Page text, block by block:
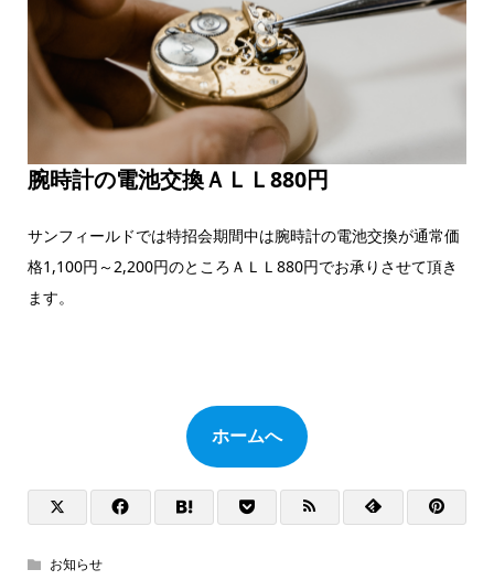
腕時計の電池交換ＡＬＬ880円
サンフィールドでは特招会期間中は腕時計の電池交換が通常価
格1,100円～2,200円のところＡＬＬ880円でお承りさせて頂き
ます。
ホームへ
お知らせ